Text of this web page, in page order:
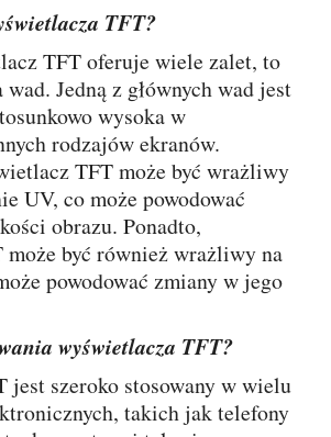
TFT?
Jedną z głównych wad jest
wysoka w
rodzajów ekranów.
TFT może być wrażliwy
UV, co może powodować
obrazu. Ponadto,
być również wrażliwy na
powodować zmiany w jego
wyświetlacza TFT?
takich jak telefony